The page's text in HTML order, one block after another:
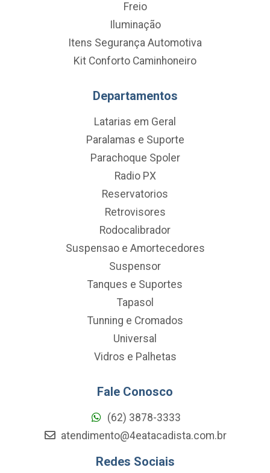
Freio
Iluminação
Itens Segurança Automotiva
Kit Conforto Caminhoneiro
Departamentos
Latarias em Geral
Paralamas e Suporte
Parachoque Spoler
Radio PX
Reservatorios
Retrovisores
Rodocalibrador
Suspensao e Amortecedores
Suspensor
Tanques e Suportes
Tapasol
Tunning e Cromados
Universal
Vidros e Palhetas
Fale Conosco
(62) 3878-3333
atendimento@4eatacadista.com.br
Redes Sociais